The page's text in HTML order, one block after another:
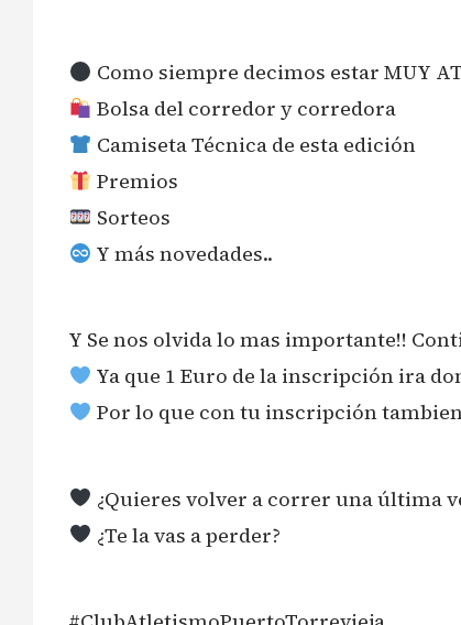
Como siempre decimos estar MUY
Bolsa del corredor y corredora
Camiseta Técnica de esta edición
Premios
Sorteos
Y más novedades..
Y Se nos olvida lo mas importante!!
Ya que 1 Euro de la inscripción ira
Por lo que con tu inscripción
¿Quieres volver a correr una última
¿Te la vas a perder?